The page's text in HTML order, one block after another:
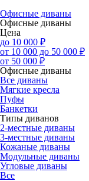
Офисные диваны
Офисные диваны
Цена
до 10 000 ₽
от 10 000 до 50 000 ₽
от 50 000 ₽
Офисные диваны
Все диваны
Мягкие кресла
Пуфы
Банкетки
Типы диванов
2-местные диваны
3-местные диваны
Кожаные диваны
Модульные диваны
Угловые диваны
Все